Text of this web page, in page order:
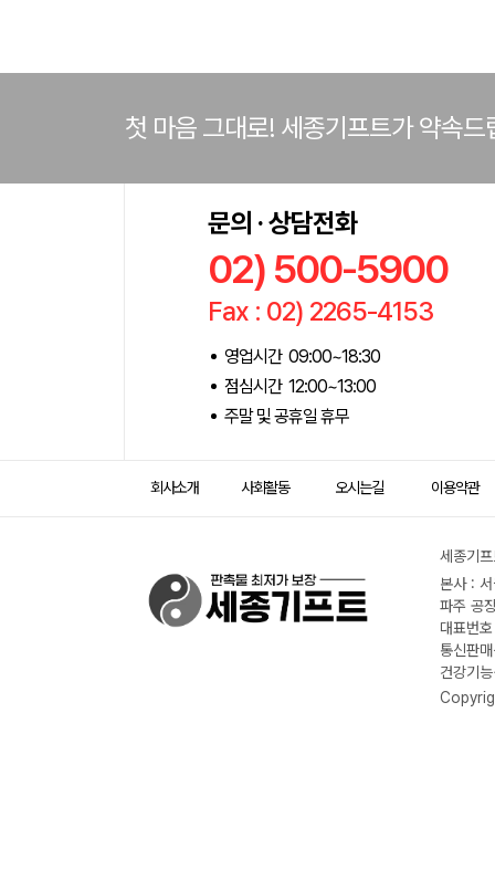
첫 마음 그대로! 세종기프트가 약속드
문의 · 상담전화
02) 500-5900
Fax : 02) 2265-4153
영업시간 09:00~18:30
점심시간 12:00~13:00
주말 및 공휴일 휴무
회사소개 사회활동 오시는길 이용약관
세종기
본사 :
파주 공
대표번
통신판
건강기